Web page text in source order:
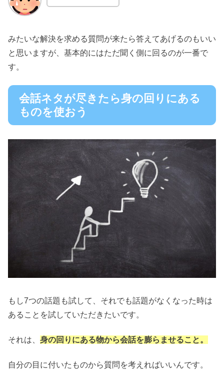
みたいな解決を求める質問が来たら答えてあげるのもいい
と思いますが、基本的にはただ聞く側に回るのが一番で
す。
会話ネタが尽きたら身の回りにある
ものを使おう
もし7つの話題も試して、それでも話題がなくなった時は
あることを試していただきたいです。
それは、 身の回りにある物から会話を膨らませること。
自分の目に付いたものから質問を考えればいいんです。